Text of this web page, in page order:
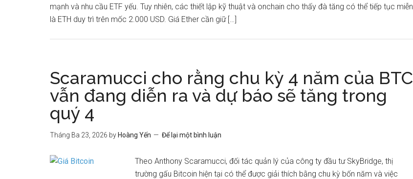
mạnh và nhu cầu ETF yếu. Tuy nhiên, các thiết lập kỹ thuật và onchain cho thấy đà tăng có thể tiếp tục miễn
là ETH duy trì trên mốc 2.000 USD. Giá Ether cần giữ […]
Scaramucci cho rằng chu kỳ 4 năm của BTC
vẫn đang diễn ra và dự báo sẽ tăng trong
quý 4
Tháng Ba 23, 2026 by Hoàng Yến Để lại một bình luận
Theo Anthony Scaramucci, đối tác quản lý của công ty đầu tư SkyBridge, thị
trường gấu Bitcoin hiện tại có thể được giải thích bằng chu kỳ bốn năm và việc